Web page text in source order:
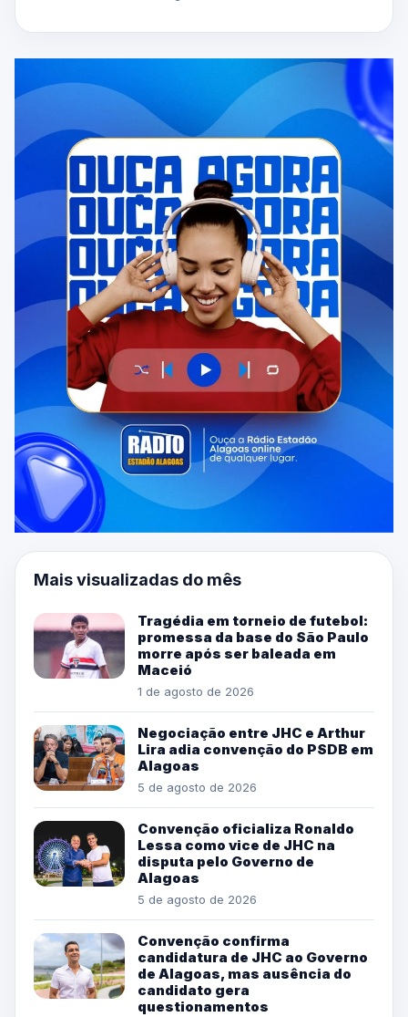
Mais visualizadas do mês
Tragédia em torneio de futebol:
promessa da base do São Paulo
morre após ser baleada em
Maceió
1 de agosto de 2026
Negociação entre JHC e Arthur
Lira adia convenção do PSDB em
Alagoas
5 de agosto de 2026
Convenção oficializa Ronaldo
Lessa como vice de JHC na
disputa pelo Governo de
Alagoas
5 de agosto de 2026
Convenção confirma
candidatura de JHC ao Governo
de Alagoas, mas ausência do
candidato gera
questionamentos